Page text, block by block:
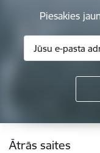
Piesakies
Kājene
Ātrās saites